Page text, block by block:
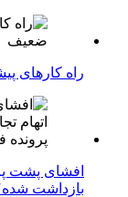
راه کارهای
افشای پشت
بازداشت